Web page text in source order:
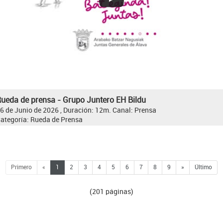
de prensa - Grupo Juntero EH Bildu
de Junio de 2026 , Duración: 12m. Canal: Prensa
Rueda de Prensa
Primero « 1 2 3 4 5 6 7 8 9 » Último
(201 páginas)